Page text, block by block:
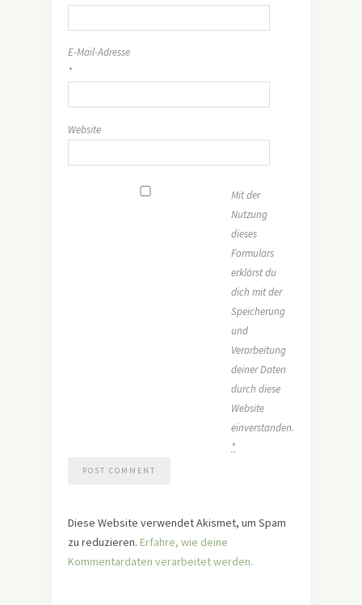
E-Mail-Adresse
*
Website
Mit der
Nutzung
dieses
Formulars
erklärst du
dich mit der
Speicherung
und
Verarbeitung
deiner Daten
durch diese
Website
einverstanden.
*
Diese Website verwendet Akismet, um Spam
zu reduzieren. Erfahre, wie deine
Kommentardaten verarbeitet werden.